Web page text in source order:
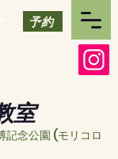
予約
室
記念公園 (モリコロ